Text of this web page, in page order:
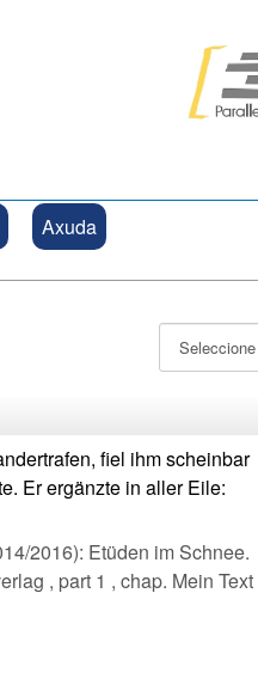
Axuda
fiel ihm scheinbar
Er ergänzte in aller Eile:
2016): Etüden im Schnee.
, part 1 , chap. Mein Text